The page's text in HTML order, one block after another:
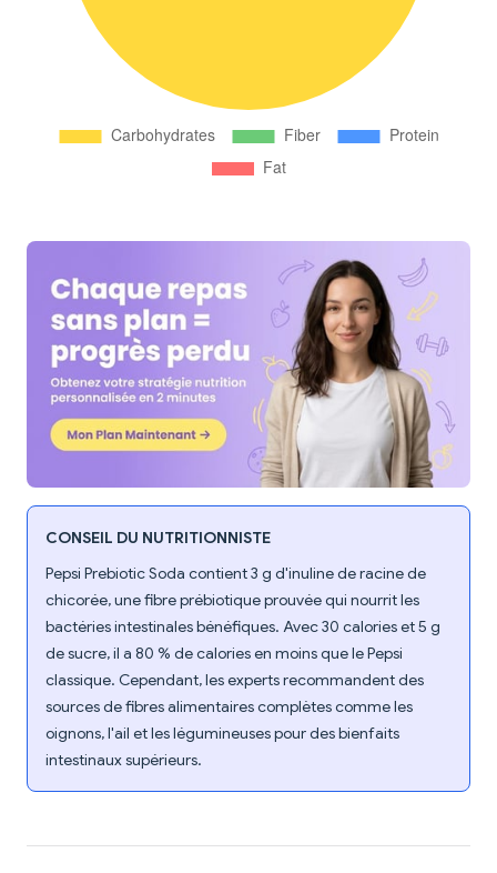
CONSEIL DU NUTRITIONNISTE
Pepsi Prebiotic Soda contient 3 g d'inuline de racine de
chicorée, une fibre prébiotique prouvée qui nourrit les
bactéries intestinales bénéfiques. Avec 30 calories et 5 g
de sucre, il a 80 % de calories en moins que le Pepsi
classique. Cependant, les experts recommandent des
sources de fibres alimentaires complètes comme les
oignons, l'ail et les légumineuses pour des bienfaits
intestinaux supérieurs.